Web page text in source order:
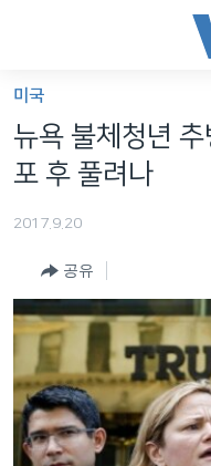
가
능
링
텐
로
프로그램
주파수 안내
FOLLOW US
언어 선택
미국
뉴욕 불체청년
포 후 풀려나
2017.9.20
공유